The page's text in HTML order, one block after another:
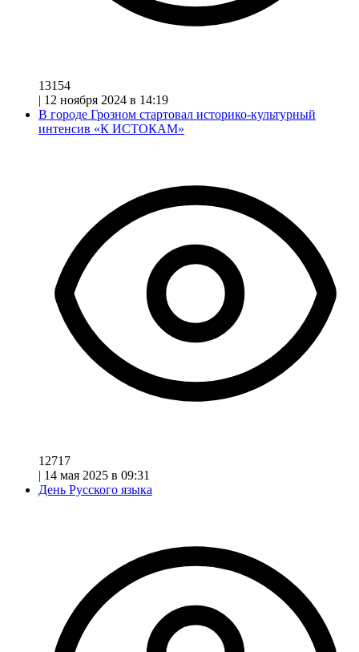
13154
| 12 ноября 2024 в 14:19
В городе Грозном стартовал историко-культурный
интенсив «К ИСТОКАМ»
12717
| 14 мая 2025 в 09:31
День Русского языка